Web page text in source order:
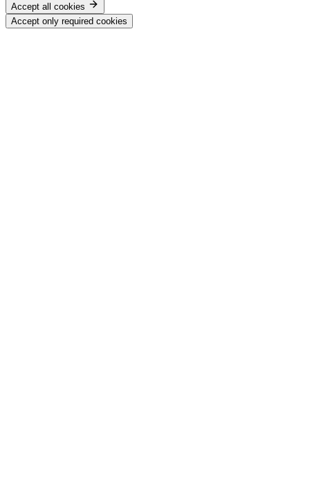
Accept all cookies
Accept only required cookies